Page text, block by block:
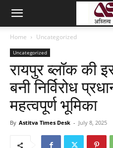
Home Uncategorized
Uncategorized
रायपुर ब्लॉक की
बनी निर्विरोध
महत्वपूर्ण भूमिका
By Astitva Times Desk - July 8, 2025